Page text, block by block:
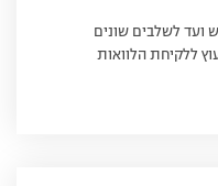
לשלבים שונים
ללקיחת הלוואות